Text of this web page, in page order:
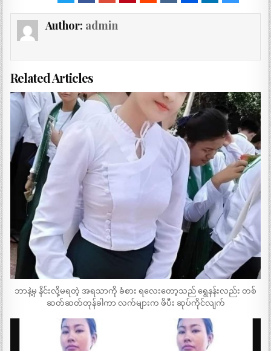
Author: admin
Related Articles
ဘာနဲ့မှ နိင်းလို့မရတဲ့ အရသာကို ခံစား ရလေးတော့သည် ရွေနန်းလည်း တစ်
ဆတ်ဆတ်တုန်ခါကာ လက်များက ဖိပီး ဆုပ်ကိုင်လျက်